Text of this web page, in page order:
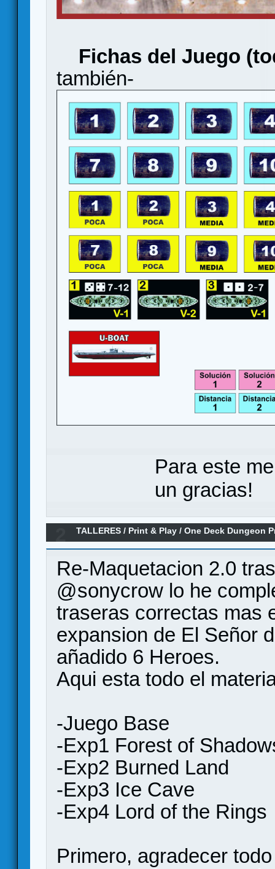
Fichas del Juego
también-
Para este
un gracias!
TALLERES / Print & Play /One Deck Dungeon
Campañas + Extras)
Re-Maquetacion 2.0
@sonycrow lo he
traseras correctas mas
expansion de El Señor
añadido 6 Heroes.
Aqui esta todo el
-Juego Base
-Exp1 Forest of
-Exp2 Burned Land
-Exp3 Ice Cave
-Exp4 Lord of the Rings
Primero, agradecer